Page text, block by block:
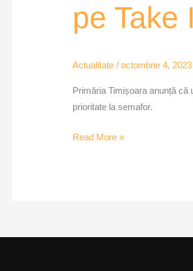
pe Take
Actualitate /octombrie 4, 2023
Primăria Timișoara anunță că
prioritate la semafor.
de
transport
comun
Take
Ionescu
Read More »